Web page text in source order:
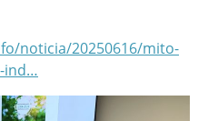
noticia/20250616/mito-
ind…